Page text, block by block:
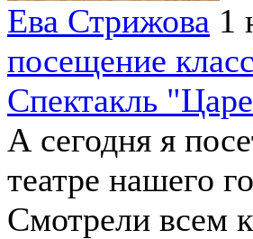
Ева Стрижова 1
посещение
Спектакль
А сегодня я
театре нашего
Смотрели всем